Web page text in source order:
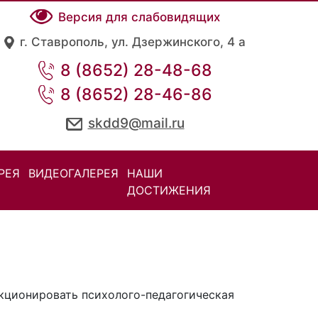
Версия для слабовидящих
г. Ставрополь, ул. Дзержинского, 4 а
8 (8652) 28-48-68
8 (8652) 28-46-86
skdd9@mail.ru
ВИДЕОГАЛЕРЕЯ
НАШИ
ДОСТИЖЕНИЯ
психолого-педагогическая